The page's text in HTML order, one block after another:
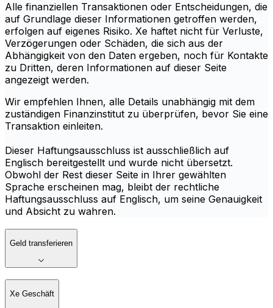
Alle finanziellen Transaktionen oder Entscheidungen, die
auf Grundlage dieser Informationen getroffen werden,
erfolgen auf eigenes Risiko. Xe haftet nicht für Verluste,
Verzögerungen oder Schäden, die sich aus der
Abhängigkeit von den Daten ergeben, noch für Kontakte
zu Dritten, deren Informationen auf dieser Seite
angezeigt werden.
Wir empfehlen Ihnen, alle Details unabhängig mit dem
zuständigen Finanzinstitut zu überprüfen, bevor Sie eine
Transaktion einleiten.
Dieser Haftungsausschluss ist ausschließlich auf
Englisch bereitgestellt und wurde nicht übersetzt.
Obwohl der Rest dieser Seite in Ihrer gewählten
Sprache erscheinen mag, bleibt der rechtliche
Haftungsausschluss auf Englisch, um seine Genauigkeit
und Absicht zu wahren.
Geld transferieren
Xe Geschäft